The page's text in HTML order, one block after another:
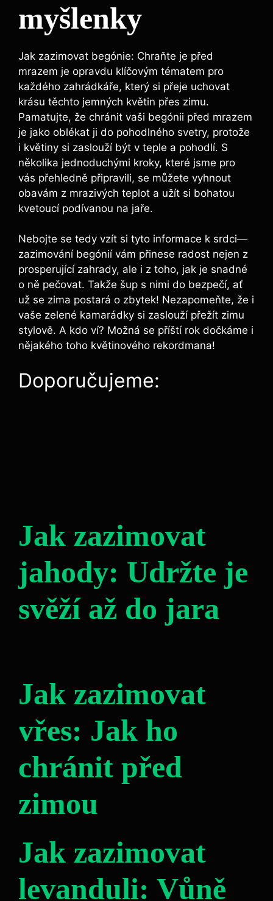
myšlenky
Jak zazimovat begónie: Chraňte je před
mrazem je opravdu klíčovým tématem pro
každého zahrádkáře, který si přeje uchovat
krásu těchto jemných květin přes zimu.
Pamatujte, že chránit vaši begónii před mrazem
je jako oblékat ji do pohodlného svetry, protože
i květiny si zaslouží být v teple a pohodlí. S
několika jednoduchými kroky, které jsme pro
vás přehledně připravili, se můžete vyhnout
obavám z mrazivých teplot a užít si bohatou
kvetoucí podívanou na jaře.
Nebojte se tedy vzít si tyto informace k srdci—
zazimování begónií vám přinese radost nejen z
prosperující zahrady, ale i z toho, jak je snadné
o ně pečovat. Takže šup s nimi do bezpečí, ať
už se zima postará o zbytek! Nezapomeňte, že i
vaše zelené kamarádky si zaslouží přežít zimu
stylově. A kdo ví? Možná se příští rok dočkáme i
nějakého toho květinového rekordmana!
Doporučujeme:
Jak zazimovat
jahody: Udržte je
svěží až do jara
Jak zazimovat
vřes: Jak ho
chránit před
zimou
Jak zazimovat
levanduli: Vůně